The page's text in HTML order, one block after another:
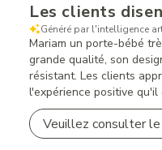
Les clients
Généré par l'intelligence
Mariam un porte-bébé
grande qualité, son
résistant. Les clients
l'expérience positive qu'il
Veuillez consulter